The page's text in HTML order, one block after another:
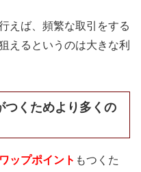
えば、頻繁な取引をする
えるというのは大きな利
くためより多くの
ップポイント もつくた